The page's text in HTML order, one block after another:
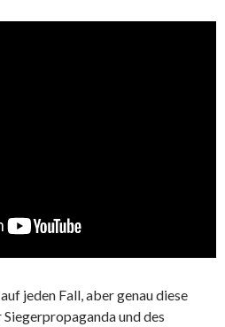
jeden Fall, aber genau diese
und des